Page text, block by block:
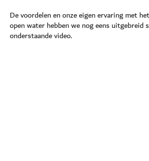
De voordelen en onze eigen ervaring met
open water hebben we nog eens uitgebreid
onderstaande video.